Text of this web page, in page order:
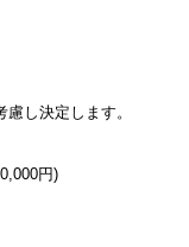
し決定します。
円)